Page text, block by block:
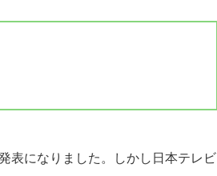
表になりました。しかし日本テレビ